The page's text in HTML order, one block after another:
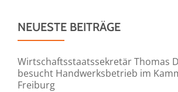
NEUESTE BEITRÄGE
Wirtschaftsstaatssekretär Thomas
besucht Handwerksbetrieb im
Freiburg